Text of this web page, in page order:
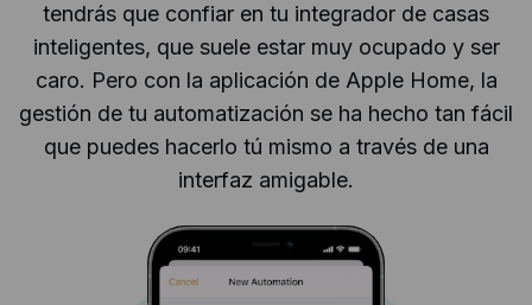
tendrás que confiar en tu integrador de casas
inteligentes, que suele estar muy ocupado y ser
caro. Pero con la aplicación de Apple Home, la
gestión de tu automatización se ha hecho tan fácil
que puedes hacerlo tú mismo a través de una
interfaz amigable.